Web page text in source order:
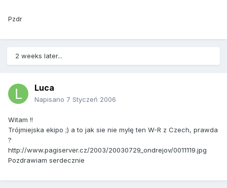
Pzdr
2 weeks later...
Luca
Napisano 7 Styczeń 2006
Witam !!
Trójmiejska ekipo ;) a to jak sie nie mylę ten W-R z Czech, prawda
?
http://www.pagiserver.cz/2003/20030729_ondrejov/0011119.jpg
Pozdrawiam serdecznie